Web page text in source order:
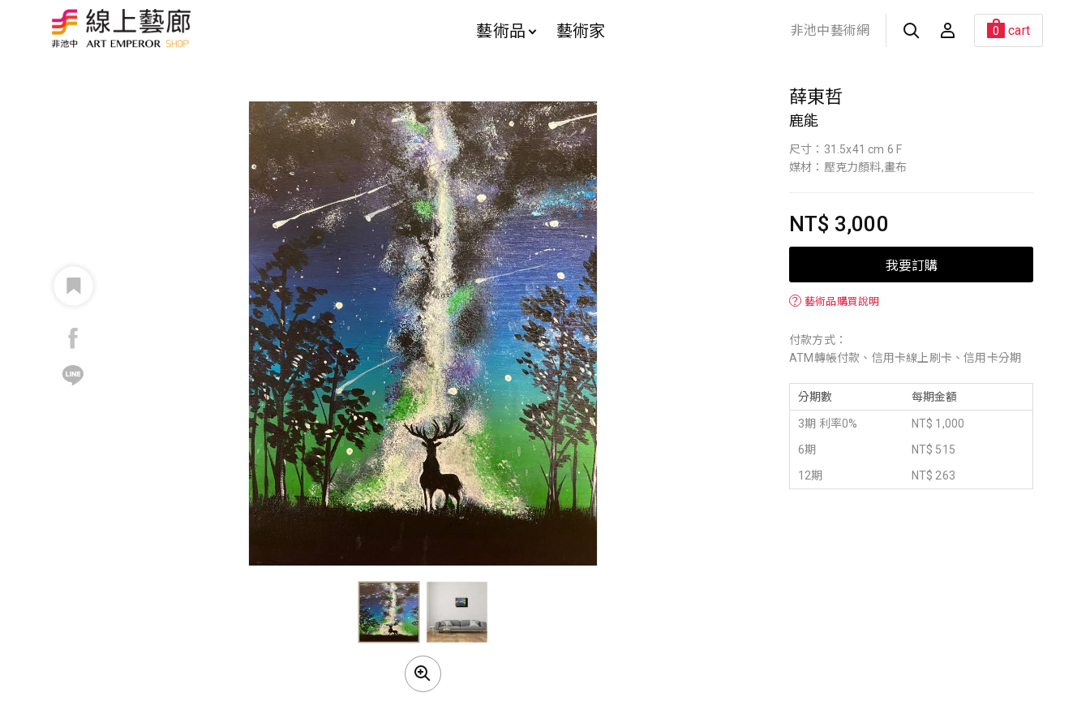
藝術品 藝術家 非池中藝術網 0 cart
薛東哲
鹿能
尺寸：31.5x41 cm 6 F
媒材：壓克力顏料,畫布
NT$ 3,000
我要訂購
？ 藝術品購買說明
付款方式：
ATM轉帳付款、信用卡線上刷卡、信用卡分期
分期數 每期金額
3期 利率0%
NT$ 1,000
6期
NT$ 515
12期
NT$ 263